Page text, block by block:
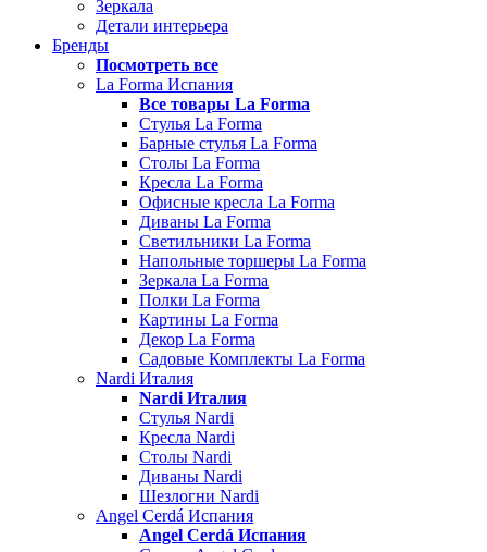
Зеркала
Детали интерьера
Бренды
Посмотреть все
La Forma Испания
Все товары La Forma
Стулья La Forma
Барные стулья La Forma
Столы La Forma
Кресла La Forma
Офисные кресла La Forma
Диваны La Forma
Светильники La Forma
Напольные торшеры La Forma
Зеркала La Forma
Полки La Forma
Картины La Forma
Декор La Forma
Садовые Комплекты La Forma
Nardi Италия
Nardi Италия
Стулья Nardi
Кресла Nardi
Столы Nardi
Диваны Nardi
Шезлогни Nardi
Angel Cerdá Испания
Angel Cerdá Испания